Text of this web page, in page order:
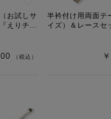
お試しサ
えりチ...
（税込）
半衿付け用両面テ
イズ）＆レースセ